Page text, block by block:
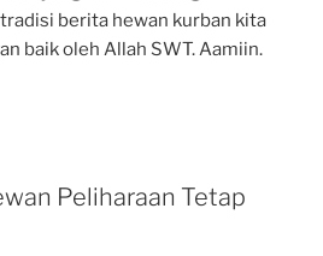
berita hewan kurban kita
baik oleh Allah SWT. Aamiin.
Peliharaan Tetap